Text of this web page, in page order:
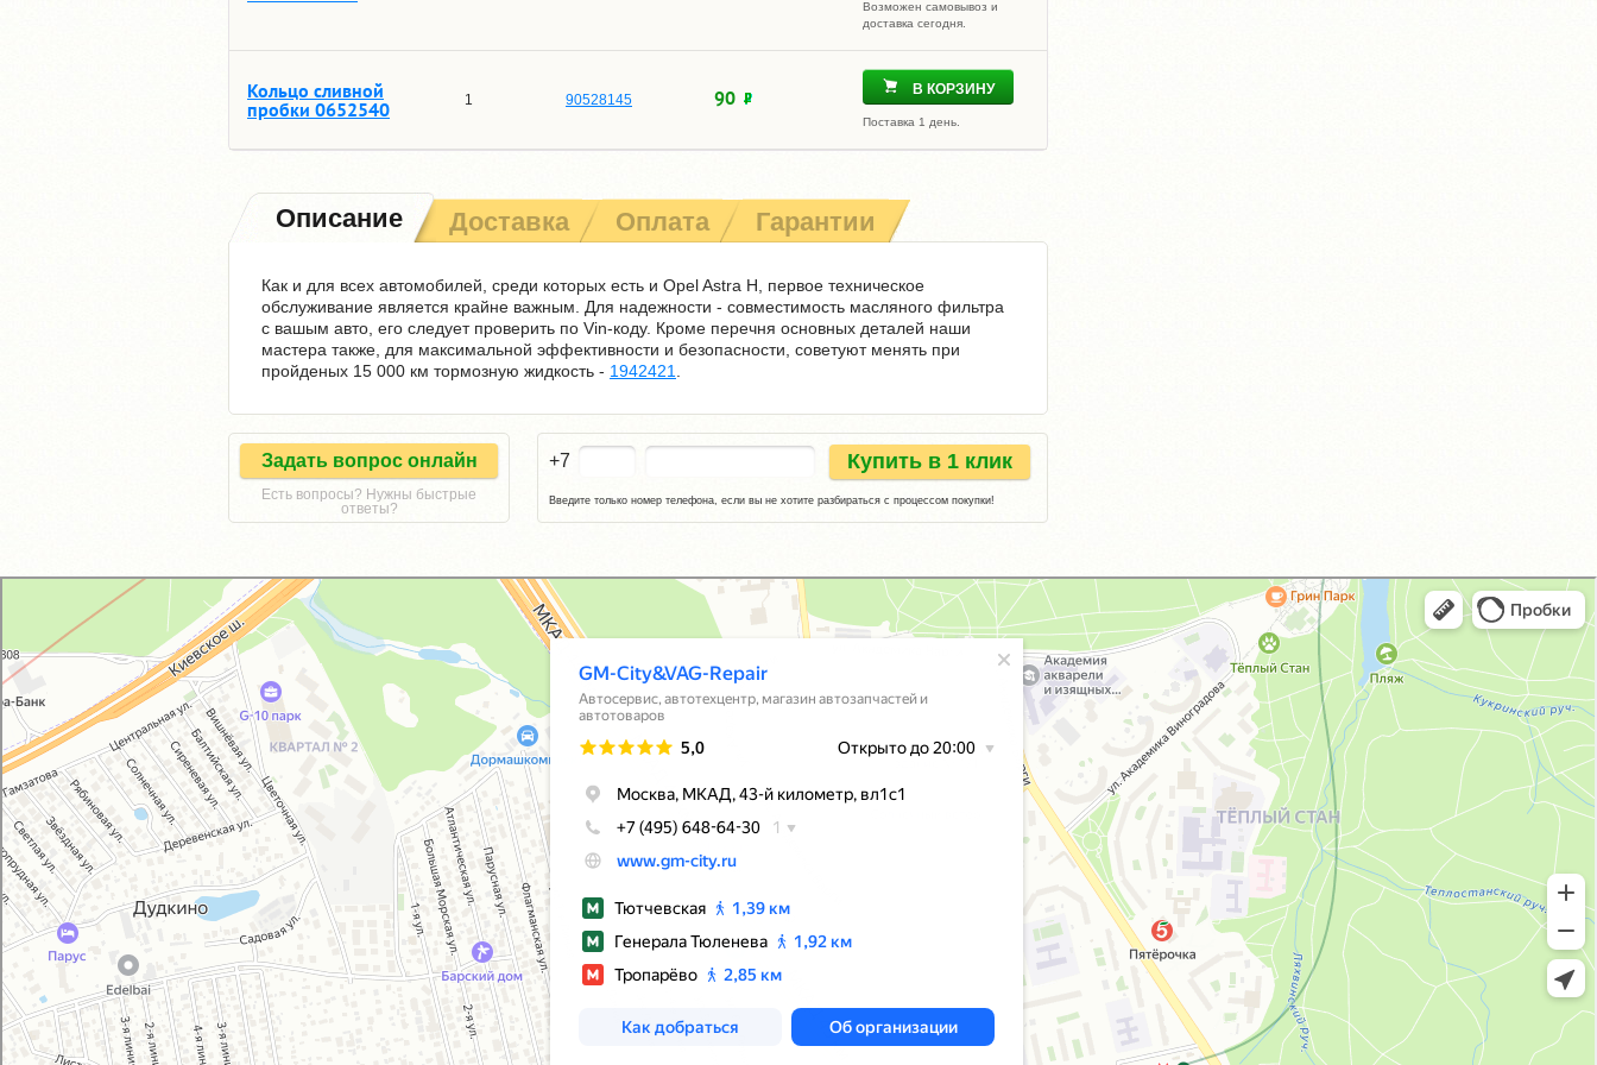
Возможен самовывоз и
доставка сегодня.
Кольцо сливной
пробки 0652540
1 90528145 90 В КОРЗИНУ
Поставка 1 день.
Описание Доставка Оплата Гарантии
Как и для всех автомобилей, среди которых есть и Opel Astra H, первое техническое
обслуживание является крайне важным. Для надежности - совместимость масляного фильтра
с вашым авто, его следует проверить по Vin-коду. Кроме перечня основных деталей наши
мастера также, для максимальной эффективности и безопасности, советуют менять при
пройденых 15 000 км тормозную жидкость - 1942421
Задать вопрос онлайн
Есть вопросы? Нужны быстрые
ответы?
+7 Купить в 1 клик
Введите только номер телефона, если вы не хотите разбираться с процессом покупки!
GM-City&VAG-Repair
Автосервис, автотехцентр в Москве
Магазин автозапчастей и автотоваров в Москве